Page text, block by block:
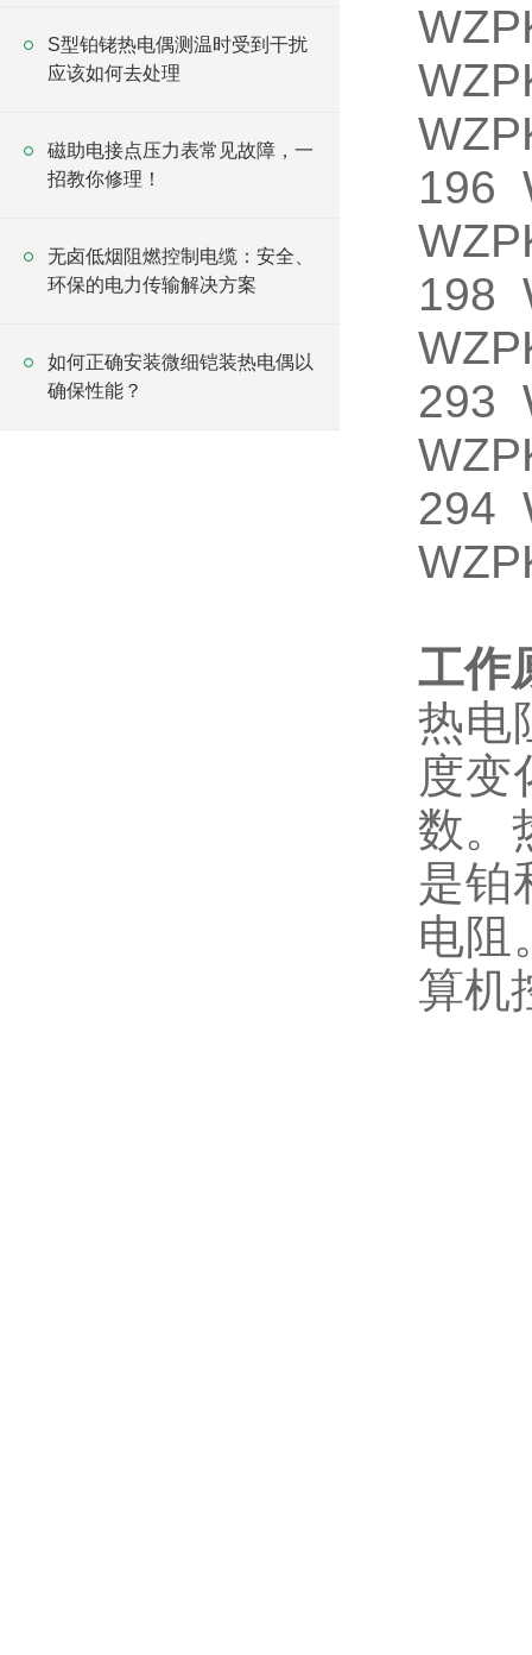
S型铂铑热电偶测温时受到干扰
应该如何去处理
磁助电接点压力表常见故障，一
招教你修理！
无卤低烟阻燃控制电缆：安全、
环保的电力传输解决方案
如何正确安装微细铠装热电偶以
确保性能？
196
198
293
294
工作
热电
度变
数。
是铂
电阻
算机